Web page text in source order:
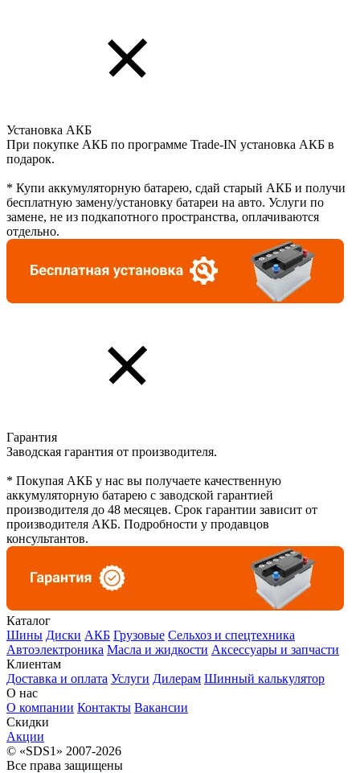
Установка АКБ
При покупке АКБ по программе Trade-IN установка АКБ в
подарок.
* Купи аккумуляторную батарею, сдай старый АКБ и получи
бесплатную замену/установку батареи на авто. Услуги по
замене, не из подкапотного пространства, оплачиваются
отдельно.
Гарантия
Заводская гарантия от производителя.
* Покупая АКБ у нас вы получаете качественную
аккумуляторную батарею с заводской гарантией
производителя до 48 месяцев. Срок гарантии зависит от
производителя АКБ. Подробности у продавцов
консультантов.
Каталог
Шины Диски АКБ Грузовые Сельхоз и спецтехника
Автоэлектроника Масла и жидкости Аксессуары и запчасти
Клиентам
Доставка и оплата Услуги Дилерам Шинный калькулятор
О нас
О компании Контакты Вакансии
Скидки
Акции
© «SDS1» 2007-2026
Все права защищены